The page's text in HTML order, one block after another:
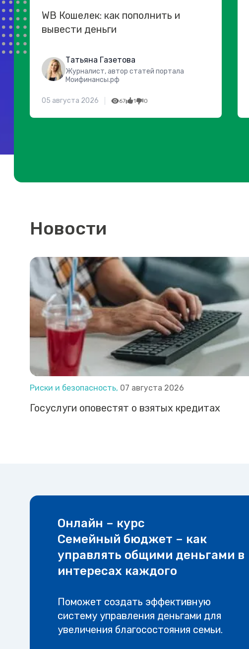
WB Кошелек: как пополнить и
вывести деньги
Татьяна Газетова
Журналист, автор статей портала
Моифинансы.рф
05 августа 2026 67 1 0
Новости
Риски и безопасность, 07 августа 2026
Госуслуги оповестят о взятых кредитах
Онлайн – курс
Семейный бюджет – как
управлять общими деньгами в
интересах каждого
Поможет создать эффективную
систему управления деньгами для
увеличения благосостояния семьи.